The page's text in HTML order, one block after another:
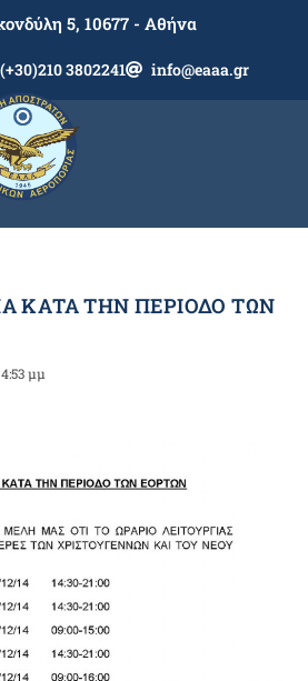
5, 10677 - Αθήνα
(+30)210 3802241 info@eaaa.gr
ΚΑΤΑ ΤΗΝ ΠΕΡΙΟΔΟ ΤΩΝ
4:53 μμ